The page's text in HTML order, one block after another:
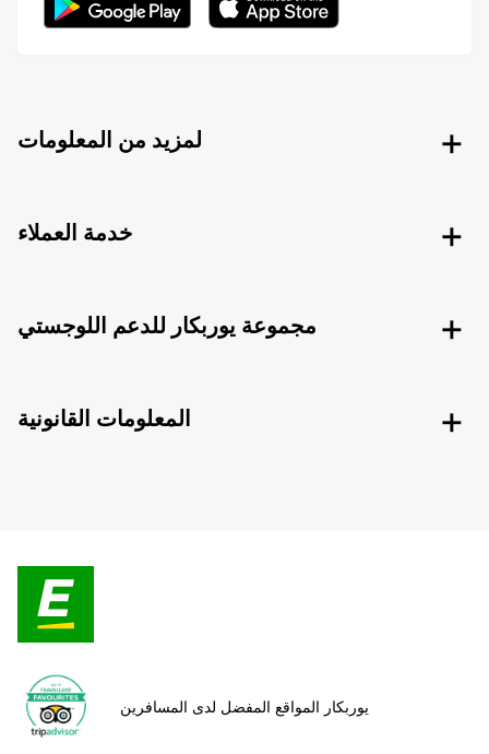
لمزيد من المعلومات
خدمة العملاء
مجموعة يوربكار للدعم اللوجستي
المعلومات القانونية
يوربكار المواقع المفضل لدى المسافرين